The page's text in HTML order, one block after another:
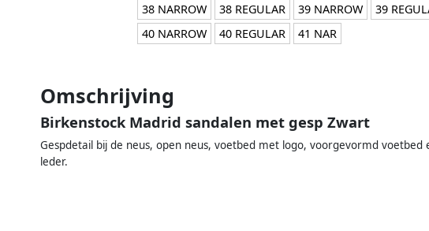
38 NARROW
38 REGULAR 39 NARROW
39
40 NARROW
40 REGULAR 41 NAR
Omschrijving
Birkenstock Madrid sandalen met gesp Zwart
Gespdetail bij de neus, open neus, voetbed met logo, voorgevormd
leder.